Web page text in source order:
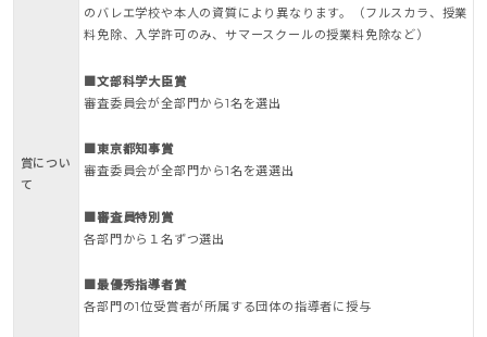
賞につい
て
のバレエ学校や本人の資質により異なります。（フルスカラ、授業
料免除、入学許可のみ、サマースクールの授業料免除など）
■文部科学大臣賞
審査委員会が全部門から1名を選出
■東京都知事賞
審査委員会が全部門から1名を選選出
■審査員特別賞
各部門から１名ずつ選出
■最優秀指導者賞
各部門の1位受賞者が所属する団体の指導者に授与